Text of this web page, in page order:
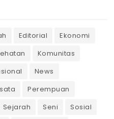
Editorial
Ekonomi
Komunitas
News
Perempuan
Sejarah Seni
Sosial